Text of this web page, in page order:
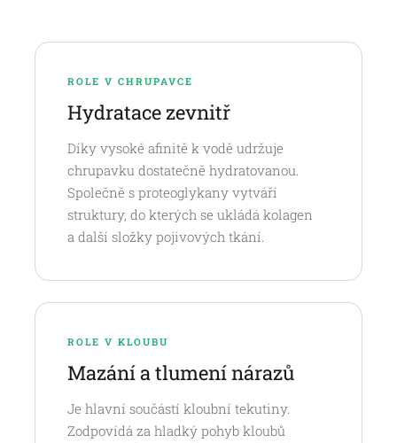
ROLE V CHRUPAVCE
Hydratace zevnitř
Díky vysoké afinitě k vodě udržuje
chrupavku dostatečně hydratovanou.
Společně s proteoglykany vytváří
struktury, do kterých se ukládá kolagen
a další složky pojivových tkání.
ROLE V KLOUBU
Mazání a tlumení nárazů
Je hlavní součástí kloubní tekutiny.
Zodpovídá za hladký pohyb kloubů